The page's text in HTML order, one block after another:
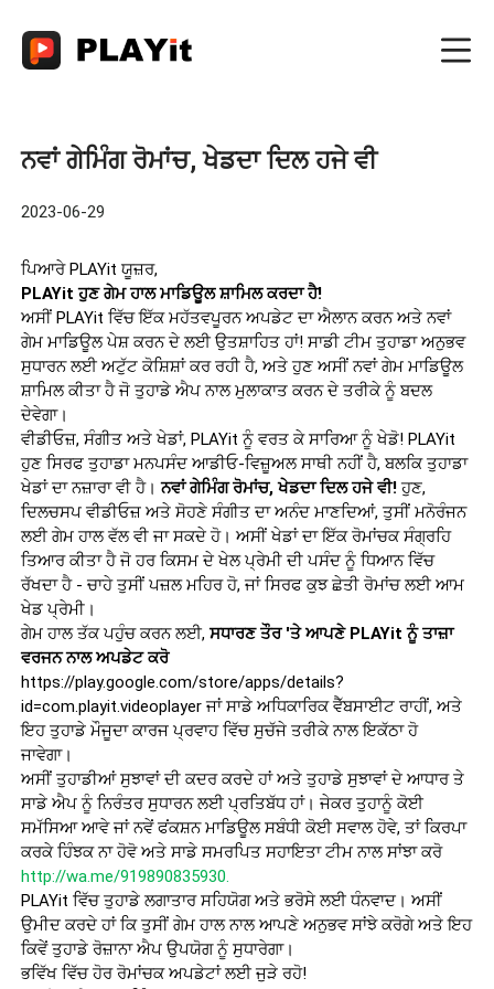
ਨਵਾਂ ਗੇਮਿੰਗ ਰੋਮਾਂਚ, ਖੇਡਦਾ ਦਿਲ ਹਜੇ ਵੀ
2023-06-29
ਪਿਆਰੇ PLAYit ਯੂਜ਼ਰ,
PLAYit ਹੁਣ ਗੇਮ ਹਾਲ ਮਾਡਿਊਲ ਸ਼ਾਮਿਲ ਕਰਦਾ ਹੈ!
ਅਸੀਂ PLAYit ਵਿੱਚ ਇੱਕ ਮਹੱਤਵਪੂਰਨ ਅਪਡੇਟ ਦਾ ਐਲਾਨ ਕਰਨ ਅਤੇ ਨਵਾਂ
ਗੇਮ ਮਾਡਿਊਲ ਪੇਸ਼ ਕਰਨ ਦੇ ਲਈ ਉਤਸ਼ਾਹਿਤ ਹਾਂ! ਸਾਡੀ ਟੀਮ ਤੁਹਾਡਾ ਅਨੁਭਵ
ਸੁਧਾਰਨ ਲਈ ਅਟੁੱਟ ਕੋਸ਼ਿਸ਼ਾਂ ਕਰ ਰਹੀ ਹੈ, ਅਤੇ ਹੁਣ ਅਸੀਂ ਨਵਾਂ ਗੇਮ ਮਾਡਿਊਲ
ਸ਼ਾਮਿਲ ਕੀਤਾ ਹੈ ਜੋ ਤੁਹਾਡੇ ਐਪ ਨਾਲ ਮੁਲਾਕਾਤ ਕਰਨ ਦੇ ਤਰੀਕੇ ਨੂੰ ਬਦਲ
ਦੇਵੇਗਾ।
ਵੀਡੀਓਜ਼, ਸੰਗੀਤ ਅਤੇ ਖੇਡਾਂ, PLAYit ਨੂੰ ਵਰਤ ਕੇ ਸਾਰਿਆ ਨੂੰ ਖੇਡੋ! PLAYit
ਹੁਣ ਸਿਰਫ ਤੁਹਾਡਾ ਮਨਪਸੰਦ ਆਡੀਓ-ਵਿਜ਼ੂਅਲ ਸਾਥੀ ਨਹੀਂ ਹੈ, ਬਲਕਿ ਤੁਹਾਡਾ
ਖੇਡਾਂ ਦਾ ਨਜ਼ਾਰਾ ਵੀ ਹੈ।ਨਵਾਂ ਗੇਮਿੰਗ ਰੋਮਾਂਚ, ਖੇਡਦਾ ਦਿਲ ਹਜੇ ਵੀ!ਹੁਣ,
ਦਿਲਚਸਪ ਵੀਡੀਓਜ਼ ਅਤੇ ਸੋਹਣੇ ਸੰਗੀਤ ਦਾ ਅਨੰਦ ਮਾਣਦਿਆਂ, ਤੁਸੀਂ ਮਨੋਰੰਜਨ
ਲਈ ਗੇਮ ਹਾਲ ਵੱਲ ਵੀ ਜਾ ਸਕਦੇ ਹੋ। ਅਸੀਂ ਖੇਡਾਂ ਦਾ ਇੱਕ ਰੋਮਾਂਚਕ ਸੰਗ੍ਰਹਿ
ਤਿਆਰ ਕੀਤਾ ਹੈ ਜੋ ਹਰ ਕਿਸਮ ਦੇ ਖੇਲ ਪ੍ਰੇਮੀ ਦੀ ਪਸੰਦ ਨੂੰ ਧਿਆਨ ਵਿੱਚ
ਰੱਖਦਾ ਹੈ - ਚਾਹੇ ਤੁਸੀਂ ਪਜ਼ਲ ਮਹਿਰ ਹੋ, ਜਾਂ ਸਿਰਫ ਕੁਝ ਛੇਤੀ ਰੋਮਾਂਚ ਲਈ ਆਮ
ਖੇਡ ਪ੍ਰੇਮੀ।
ਗੇਮ ਹਾਲ ਤੱਕ ਪਹੁੰਚ ਕਰਨ ਲਈ,ਸਧਾਰਣ ਤੌਰ 'ਤੇ ਆਪਣੇ PLAYit ਨੂੰ ਤਾਜ਼ਾ
ਵਰਜਨ ਨਾਲ ਅਪਡੇਟ ਕਰੋ
https://play.google.com/store/apps/details?
id=com.playit.videoplayer ਜਾਂ ਸਾਡੇ ਅਧਿਕਾਰਿਕ ਵੈੱਬਸਾਈਟ ਰਾਹੀਂ, ਅਤੇ
ਇਹ ਤੁਹਾਡੇ ਮੌਜੂਦਾ ਕਾਰਜ ਪ੍ਰਵਾਹ ਵਿੱਚ ਸੁਚੱਜੇ ਤਰੀਕੇ ਨਾਲ ਇਕੱਠਾ ਹੋ
ਜਾਵੇਗਾ।
ਅਸੀਂ ਤੁਹਾਡੀਆਂ ਸੁਝਾਵਾਂ ਦੀ ਕਦਰ ਕਰਦੇ ਹਾਂ ਅਤੇ ਤੁਹਾਡੇ ਸੁਝਾਵਾਂ ਦੇ ਆਧਾਰ ਤੇ
ਸਾਡੇ ਐਪ ਨੂੰ ਨਿਰੰਤਰ ਸੁਧਾਰਨ ਲਈ ਪ੍ਰਤਿਬੱਧ ਹਾਂ। ਜੇਕਰ ਤੁਹਾਨੂੰ ਕੋਈ
ਸਮੱਸਿਆ ਆਵੇ ਜਾਂ ਨਵੇਂ ਫਂਕਸ਼ਨ ਮਾਡਿਊਲ ਸਬੰਧੀ ਕੋਈ ਸਵਾਲ ਹੋਵੇ, ਤਾਂ ਕਿਰਪਾ
ਕਰਕੇ ਹਿੰਝਕ ਨਾ ਹੋਵੋ ਅਤੇ ਸਾਡੇ ਸਮਰਪਿਤ ਸਹਾਇਤਾ ਟੀਮ ਨਾਲ ਸਾਂਝਾ ਕਰੋ
http://wa.me/919890835930.
PLAYit ਵਿੱਚ ਤੁਹਾਡੇ ਲਗਾਤਾਰ ਸਹਿਯੋਗ ਅਤੇ ਭਰੋਸੇ ਲਈ ਧੰਨਵਾਦ। ਅਸੀਂ
ਉਮੀਦ ਕਰਦੇ ਹਾਂ ਕਿ ਤੁਸੀਂ ਗੇਮ ਹਾਲ ਨਾਲ ਆਪਣੇ ਅਨੁਭਵ ਸਾਂਝੇ ਕਰੋਗੇ ਅਤੇ ਇਹ
ਕਿਵੇਂ ਤੁਹਾਡੇ ਰੋਜ਼ਾਨਾ ਐਪ ਉਪਯੋਗ ਨੂੰ ਸੁਧਾਰੇਗਾ।
ਭਵਿੱਖ ਵਿੱਚ ਹੋਰ ਰੋਮਾਂਚਕ ਅਪਡੇਟਾਂ ਲਈ ਜੁੜੇ ਰਹੋ!